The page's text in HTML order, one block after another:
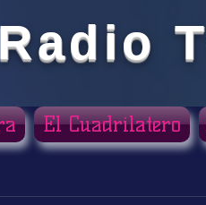
El Cuadrilatero